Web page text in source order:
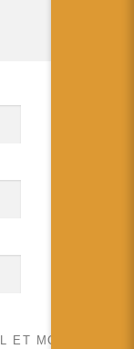
ET MON SITE